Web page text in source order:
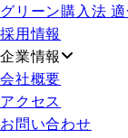
グリーン購入法
採用情報
企業情報
会社概要
アクセス
お問い合わせ